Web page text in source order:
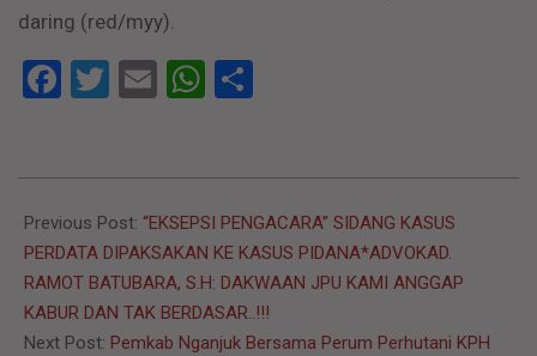
daring (red/myy).
Facebook
Twitter
EmailWhatsApp
08-
30
Previous Post: “EKSEPSI PENGACARA” SIDANG KASUS
PERDATA DIPAKSAKAN KE KASUS PIDANA*ADVOKAD.
RAMOT BATUBARA, S.H: DAKWAAN JPU KAMI ANGGAP
KABUR DAN TAK BERDASAR..!!!
Next Post: Pemkab Nganjuk Bersama Perum Perhutani KPH